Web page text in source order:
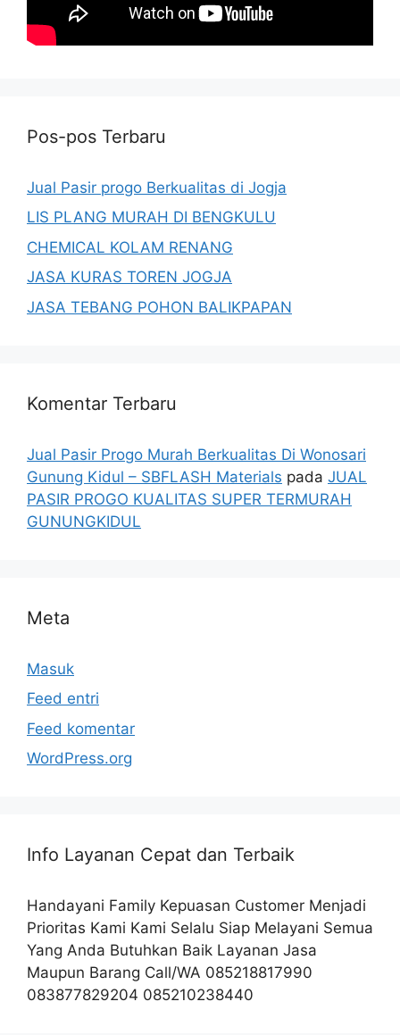
Pos-pos Terbaru
Jual Pasir progo Berkualitas di Jogja
LIS PLANG MURAH DI BENGKULU
CHEMICAL KOLAM RENANG
JASA KURAS TOREN JOGJA
JASA TEBANG POHON BALIKPAPAN
Komentar Terbaru
Jual Pasir Progo Murah Berkualitas Di Wonosari
Gunung Kidul – SBFLASH Materials pada JUAL
PASIR PROGO KUALITAS SUPER TERMURAH
GUNUNGKIDUL
Meta
Masuk
Feed entri
Feed komentar
WordPress.org
Info Layanan Cepat dan Terbaik
Handayani Family Kepuasan Customer Menjadi
Prioritas Kami Kami Selalu Siap Melayani Semua
Yang Anda Butuhkan Baik Layanan Jasa
Maupun Barang Call/WA 085218817990
083877829204 085210238440